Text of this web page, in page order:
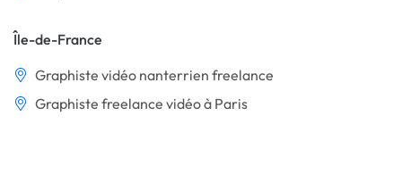
Île-de-France
Graphiste vidéo nanterrien freelance
Graphiste freelance vidéo à Paris